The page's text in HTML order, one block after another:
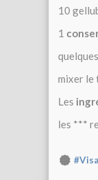
10
1
mixer le
Les
les ***